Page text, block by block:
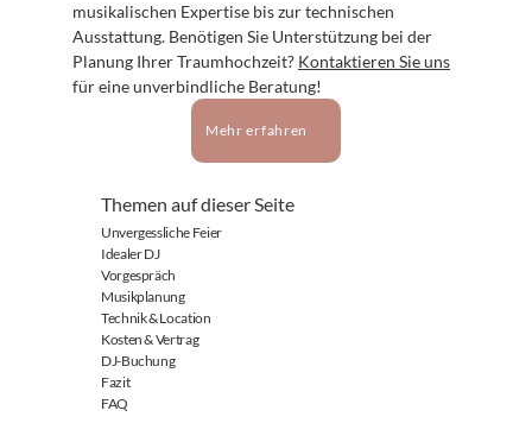
musikalischen Expertise bis zur technischen
Ausstattung. Benötigen Sie Unterstützung bei der
Planung Ihrer Traumhochzeit? Kontaktieren Sie uns
für eine unverbindliche Beratung!
Mehr erfahren
Themen auf dieser Seite
Unvergessliche Feier
Idealer DJ
Vorgespräch
Musikplanung
Technik & Location
Kosten & Vertrag
DJ-Buchung
Fazit
FAQ